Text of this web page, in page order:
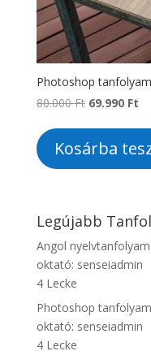
Photoshop tanfolyam
80.000Ft Original
was:
80.000 Ft.
69.990 Ft
Kosárba
Legújabb
Angol
oktató: senseiadmin
4 Lecke
Photoshop tanfolyam
oktató: senseiadmin
4 Lecke